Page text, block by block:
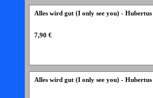
Alles wird gut (I only see you) -
7,90 €
Alles wird gut (I only see you) -